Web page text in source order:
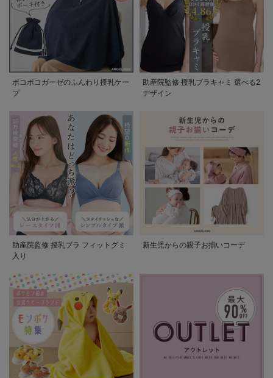
ポコポコガーゼのふんわり授乳ケー
プ
助産院監修 授乳ブラキャミ 選べる2
デザイン
助産院監修 授乳ブラ フィットグミ
入り
新生児からの親子お揃いコーデ